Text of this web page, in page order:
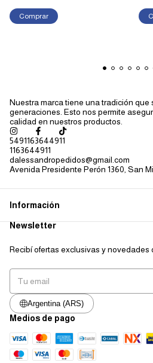
Nuestra marca tiene una tradición que
generaciones. Esto nos permite
calidad en nuestros productos.
5491163644911
1163644911
dalessandropedidos@gmail.com
Avenida Presidente Perón 1360, San
Información
Newsletter
Recibí ofertas exclusivas y novedades
Argentina (ARS)
Medios de pago